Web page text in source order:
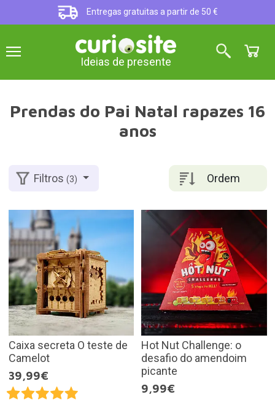
Entregas gratuitas a partir de 50 €
Ideias de presente
Prendas do Pai Natal rapazes 16
anos
Ordem
Filtros(3)
Caixa secreta O teste de
Camelot
39,99€
Hot Nut Challenge: o
desafio do amendoim
picante
9,99€